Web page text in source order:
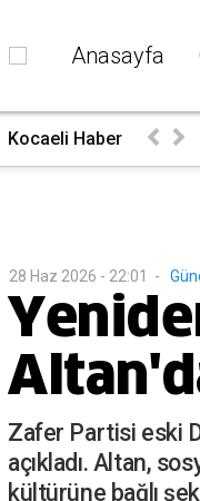
Anasayfa
Kocaeli Haber
28 Haz 2026 - 22:01 -
Zafer Partisi eski
açıkladı. Altan,
kültürüne bağlı